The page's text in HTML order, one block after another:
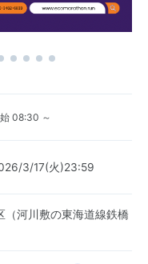
08:30 ～
3/17(火)23:59
河川敷の東海道線鉄橋